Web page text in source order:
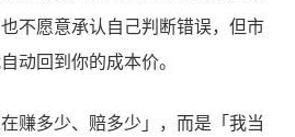
不愿意承认自己判断错误，但市
动回到你的成本价。
赚多少、赔多少」，而是「我当